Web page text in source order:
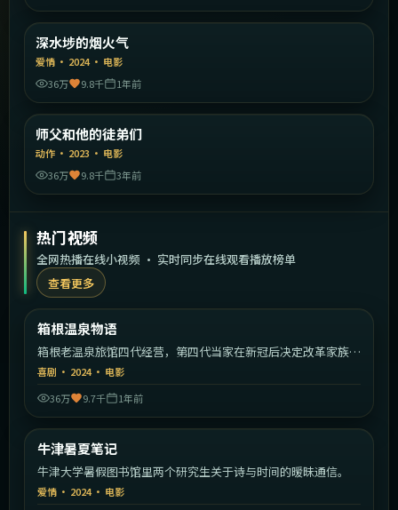
精选
深水埗的烟火气
爱情 · 2024· 电影
36万
9.8千 1年前
精选
师父和他的徒弟们
动作 · 2023 · 电影
36万
9.8千 3年前
热门视频
全网热播在线小视频 · 实时同步在线观看播放榜单
查看更多
热门
箱根温泉物语
箱根老温泉旅馆四代经营，第四代当家在新冠后决定改革家族传
统。
喜剧 · 2024· 电影
36万
9.7千 1年前
热门
牛津暑夏笔记
牛津大学暑假图书馆里两个研究生关于诗与时间的暧昧通信。
爱情 · 2024· 电影